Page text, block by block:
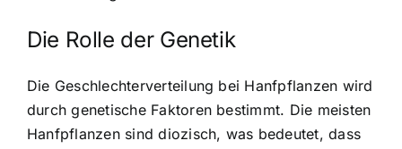
Die Rolle der Genetik
Die Geschlechterverteilung bei Hanfpflanzen wird
durch genetische Faktoren bestimmt. Die meisten
Hanfpflanzen sind diozisch, was bedeutet, dass